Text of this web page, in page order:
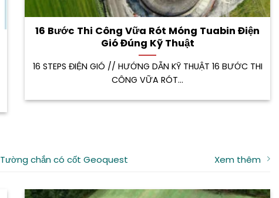
16 Bước Thi Công Vữa Rót Móng Tuabin Điện
Gió Đúng Kỹ Thuật
16 STEPS ĐIỆN GIÓ // HƯỚNG DẪN KỸ THUẬT 16 BƯỚC THI
CÔNG VỮA RÓT...
Tường chắn có cốt Geoquest Xem thêm